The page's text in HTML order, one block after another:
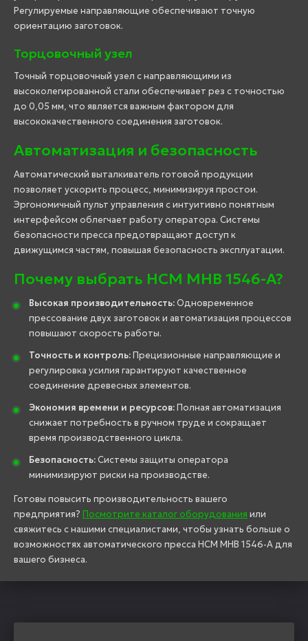
Регулируемые направляющие обеспечивают точную
ориентацию заготовок.
Торцовочный узел
Точный торцовочный узел с направляющими из
высоколегированной стали обеспечивает рез с точностью
до 0,05 мм, что является важным фактором для
высококачественного соединения заготовок.
Автоматизация и безопасность
Автоматический выталкиватель готовой продукции
позволяет ускорить процесс, минимизируя простои.
Эргономичный пульт управления с интуитивно понятным
интерфейсом облегчает работу оператора. Системы
безопасности пресса предотвращают доступ к
движущимся частям, повышая безопасность эксплуатации.
Почему выбрать HCM MHB 1546-A?
Высокая производительность:Одновременное
прессование двух заготовок и автоматизация процессов
повышают скорость работы.
Точность и контроль:Прецизионные направляющие и
регулировка усилия гарантируют качественное
соединение древесных элементов.
Экономия времени и ресурсов:Полная автоматизация
снижает потребность в ручном труде и сокращает
время производственного цикла.
Безопасность:Системы защиты оператора
минимизируют риски на производстве.
Готовы повысить производительность вашего
предприятия? Посмотрите каталог оборудования или
свяжитесь с нашими специалистами, чтобы узнать больше о
возможностях автоматического пресса HCM MHB 1546-A для
вашего бизнеса.